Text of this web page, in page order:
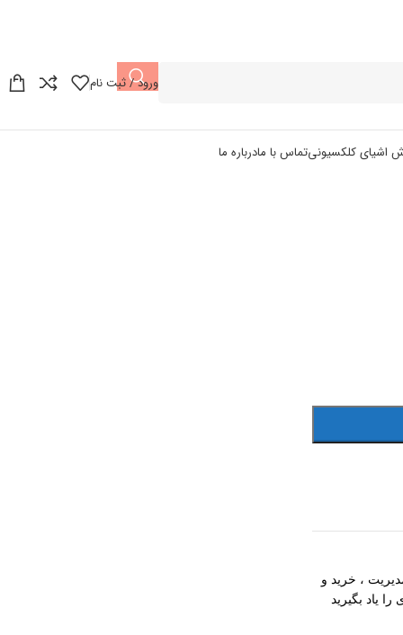
ورود / ثبت نام
اشیای کلکسیونیتماس با مادرباره ما
، خرید و
یاد بگیرید